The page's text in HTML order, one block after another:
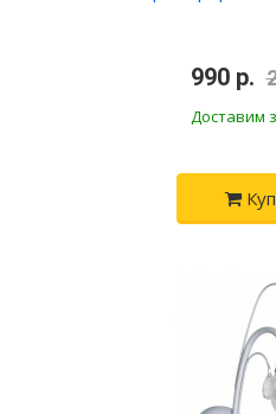
990 р.
Доставим